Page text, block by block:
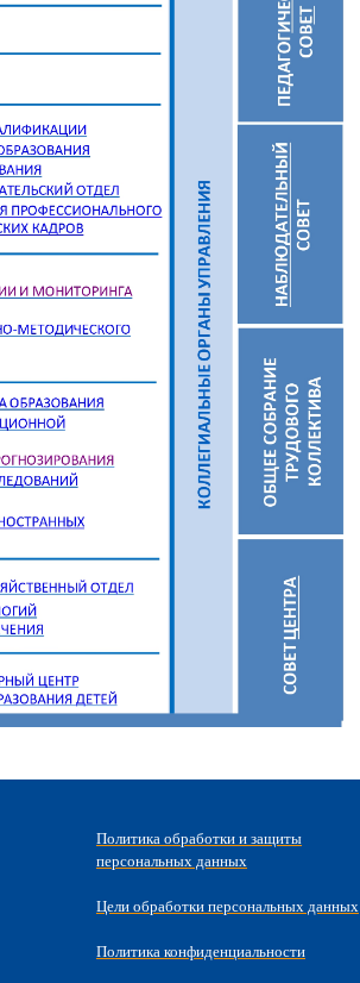
Политика обработки и защиты
персональных данных
Цели обработки персональных данных
Политика конфиденциальности